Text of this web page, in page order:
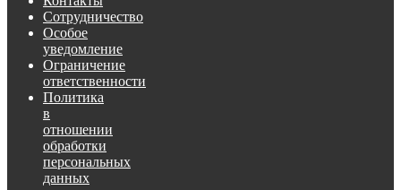
Сотрудничество
Особое
уведомление
Ограничение
ответственности
Политика
в
отношении
обработки
персональных
данных